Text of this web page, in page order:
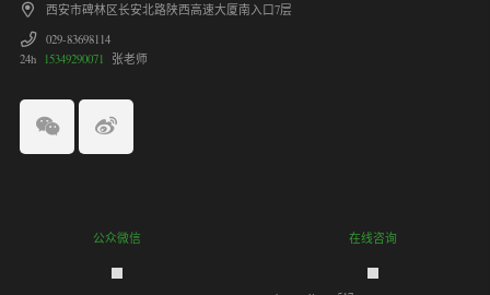
西安市碑林区长安北路陕西高速大厦南入口7层
029-83698114
24h
15349290071 张老师
公众微信 在线咨询